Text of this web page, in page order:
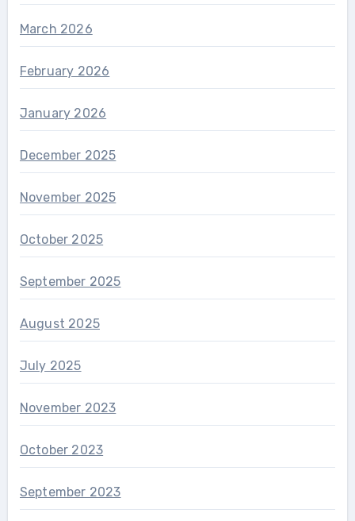
March 2026
February 2026
January 2026
December 2025
November 2025
October 2025
September 2025
August 2025
July 2025
November 2023
October 2023
September 2023